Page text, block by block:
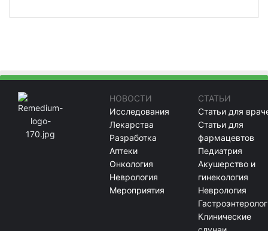
НОВОСТИ
Исследования
Лекарства
Разработка
Аптеки
Онкология
Неврология
Мероприятия
СТАТЬИ
Статьи для
Статьи для
фармацевтов
Педиатрия
Акушерство и
гинекология
Неврология
Клинические